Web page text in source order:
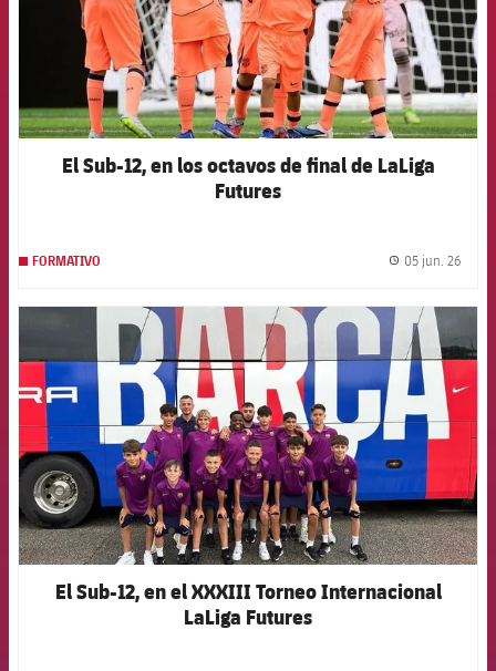
El Sub-12, en los octavos de final de LaLiga
Futures
FORMATIVO 05 jun. 26
FCB Barcelona badge
El Sub-12, en el XXXIII Torneo Internacional
LaLiga Futures